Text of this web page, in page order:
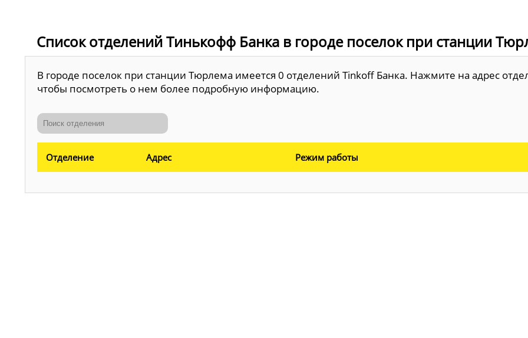
Список отделений Тинькофф Банка в городе поселок при станции
В городе поселок при станции Тюрлема имеется 0 отделений Tinkoff Банка. Нажмите на адрес
чтобы посмотреть о нем более подробную информацию.
Отделение Адрес Режим работы